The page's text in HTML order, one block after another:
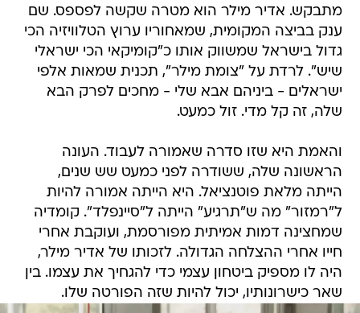
מתבקש. אדיר מילר הוא מטרה שקשה לפספס. שם
ענק בביצה המקומית, שמאחוריו ערוץ הטלוויזיה הכי
גדול בישראל שמשווק אותו כ"קומיקאי הכי ישראלי
שיש". לרדת על "צומת מילר", תכנית שמאות אלפי
ישראלים - ביניהם אבא שלי - מחכים לפרק הבא
שלה, זה קל מדי. זול כמעט.
והאמת היא שזו סדרה שאמורה לעבוד. העונה
הראשונה שלה, ששודרה לפני כמעט שש שנים,
הייתה מלאת פוטנציאל. היא הייתה אמורה להיות
ל"רמזור" מה ש"תרגיע" הייתה ל"סיינפלד". קומדיה
שמחצינה דמות אמיתית מפורסמת, ועוקבת אחרי
חייו אחרי ההצלחה הגדולה. לזכותו של אדיר מילר,
היה לו מספיק ביטחון עצמי כדי להגחיך את עצמו. בין
שאר כישרונותיו, יכול להיות שזה הפורטה שלו.